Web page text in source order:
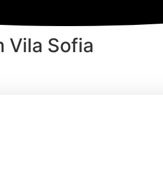
Vila Sofia